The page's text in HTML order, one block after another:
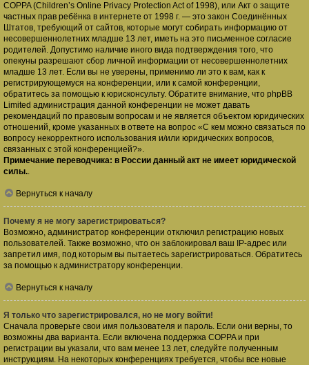
COPPA (Children’s Online Privacy Protection Act of 1998), или Акт о защите
частных прав ребёнка в интернете от 1998 г. — это закон Соединённых
Штатов, требующий от сайтов, которые могут собирать информацию от
несовершеннолетних младше 13 лет, иметь на это письменное согласие
родителей. Допустимо наличие иного вида подтверждения того, что
опекуны разрешают сбор личной информации от несовершеннолетних
младше 13 лет. Если вы не уверены, применимо ли это к вам, как к
регистрирующемуся на конференции, или к самой конференции,
обратитесь за помощью к юрисконсульту. Обратите внимание, что phpBB
Limited администрация данной конференции не может давать
рекомендаций по правовым вопросам и не является объектом юридических
отношений, кроме указанных в ответе на вопрос «С кем можно связаться по
вопросу некорректного использования и/или юридических вопросов,
связанных с этой конференцией?».
Примечание переводчика: в России данный акт не имеет юридической
силы..
Вернуться к началу
Почему я не могу зарегистрироваться?
Возможно, администратор конференции отключил регистрацию новых
пользователей. Также возможно, что он заблокировал ваш IP-адрес или
запретил имя, под которым вы пытаетесь зарегистрироваться. Обратитесь
за помощью к администратору конференции.
Вернуться к началу
Я только что зарегистрировался, но не могу войти!
Сначала проверьте свои имя пользователя и пароль. Если они верны, то
возможны два варианта. Если включена поддержка COPPA и при
регистрации вы указали, что вам менее 13 лет, следуйте полученным
инструкциям. На некоторых конференциях требуется, чтобы все новые